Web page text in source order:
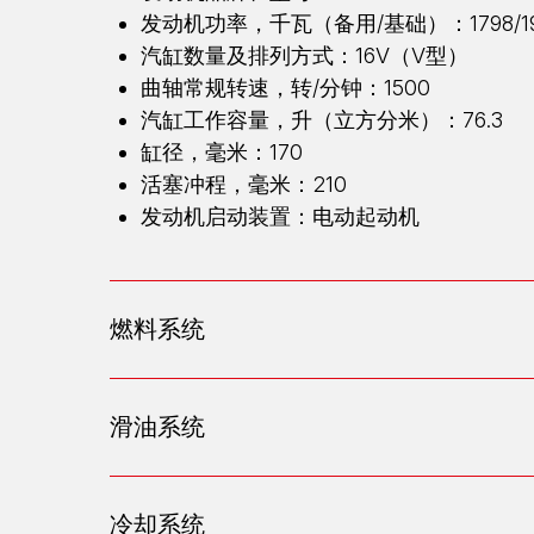
发动机功率，千瓦（备用/基础）：1798/
汽缸数量及排列方式：16V（V型）
曲轴常规转速，转/分钟：1500
汽缸工作容量，升（立方分米）：76.3
缸径，毫米：170
活塞冲程，毫米：210
发动机启动装置：电动起动机
燃料系统
滑油系统
冷却系统